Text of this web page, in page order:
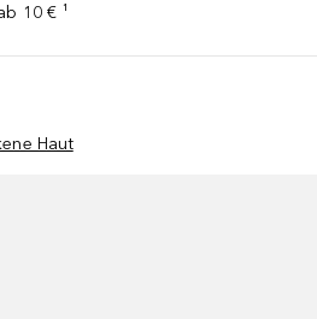
10 € ¹
Haut